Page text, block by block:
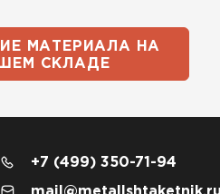
МАТЕРИАЛА НА
СКЛАДЕ
+7 (499) 350-71-94
mail@metallshtaketnik.ru